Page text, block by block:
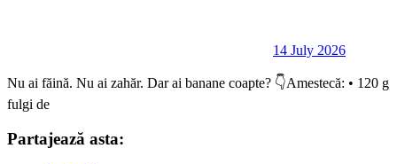
14 July 2026
Nu ai făină. Nu ai zahăr. Dar ai banane coapte? 👇Amestecă: • 120 g
fulgi de
Partajează asta: